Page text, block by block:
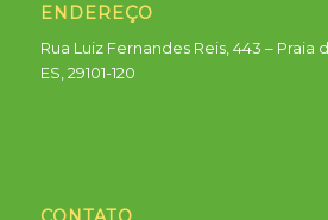
ENDEREÇO
Rua Luiz Fernandes Reis, 443 – Praia
ES, 29101-120